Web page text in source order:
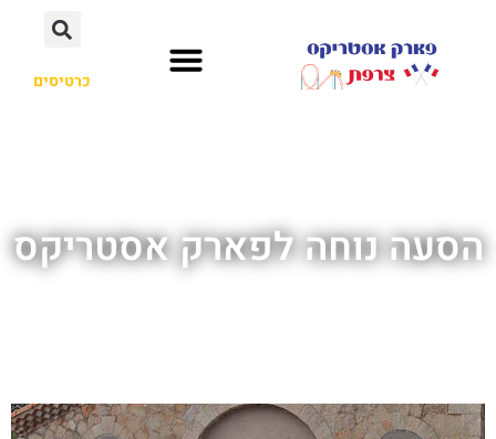
כרטיסים
הסעה נוחה לפארק אסטריקס